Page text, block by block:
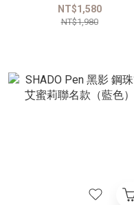
NT$1,580
NT$1,980